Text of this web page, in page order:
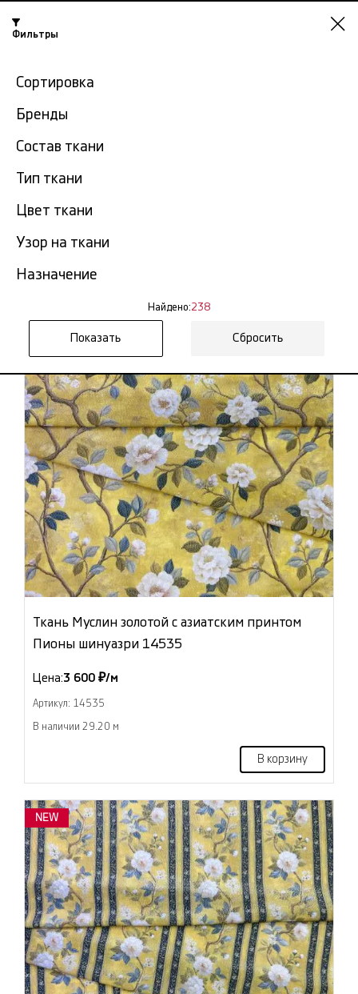
Казань
-15% на ткани по промокоду NY15
Главная Хлопковые ткани
Хлопок с принтом в
Казани
Фильтр
Показать все
Фильтры
Сортировка
Бренды
Состав ткани
Тип ткани
Цвет ткани
Узор на ткани
Назначение
Найдено:238
Сбросить
Ткань Муслин золотой с азиатским принтом
Пионы шинуазри 14535
Цена:3 600 ₽/м
Артикул: 14535
В наличии 29.20 м
В корзину
NEW